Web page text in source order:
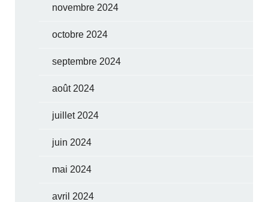
novembre 2024
octobre 2024
septembre 2024
août 2024
juillet 2024
juin 2024
mai 2024
avril 2024